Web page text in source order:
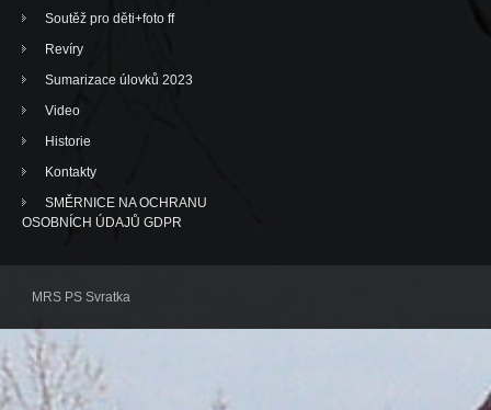
Soutěž pro děti+foto ff
Revíry
Sumarizace úlovků 2023
Video
Historie
Kontakty
SMĚRNICE NA OCHRANU
OSOBNÍCH ÚDAJŮ GDPR
MRS PS Svratka